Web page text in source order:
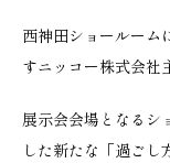
西神田ショールーム
すニッコー株式会社
展示会会場となるシ
した新たな「過ごし